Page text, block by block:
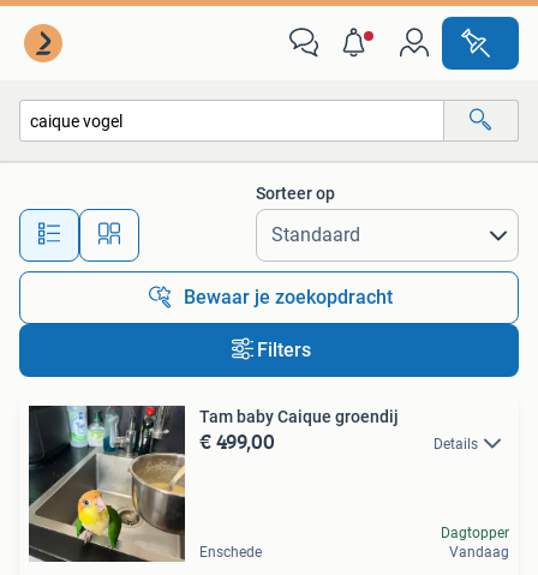
Alle afstanden…
Sorteer op
Bewaar je zoekopdracht
Filters
Tam baby Caique groendij
€ 499,00 Details
Enschede
Dagtopper
Vandaag